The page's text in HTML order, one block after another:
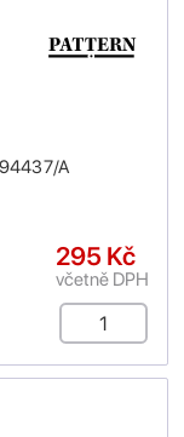
A
295 Kč
včetně DPH